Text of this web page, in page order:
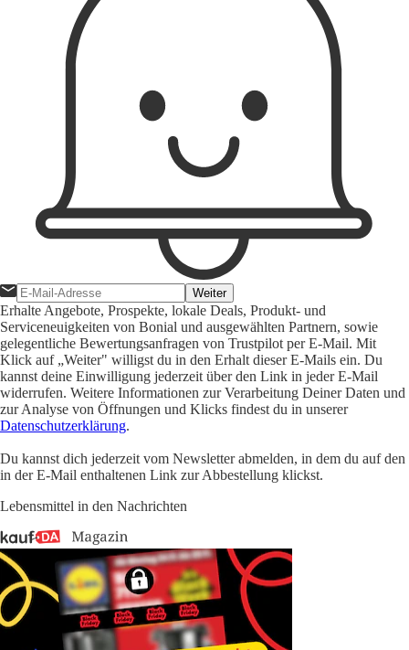
Weiter
Erhalte Angebote, Prospekte, lokale Deals, Produkt- und
Serviceneuigkeiten von Bonial und ausgewählten Partnern, sowie
gelegentliche Bewertungsanfragen von Trustpilot per E-Mail. Mit
Klick auf „Weiter" willigst du in den Erhalt dieser E-Mails ein. Du
kannst deine Einwilligung jederzeit über den Link in jeder E-Mail
widerrufen. Weitere Informationen zur Verarbeitung Deiner Daten und
zur Analyse von Öffnungen und Klicks findest du in unserer
Datenschutzerklärung.
Du kannst dich jederzeit vom Newsletter abmelden, in dem du auf den
in der E-Mail enthaltenen Link zur Abbestellung klickst.
Lebensmittel in den Nachrichten